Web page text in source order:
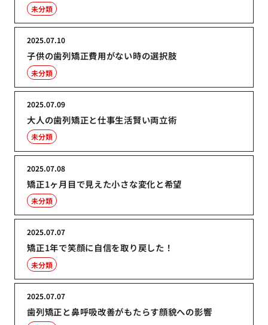
未分類
子供の歯列矯正費用がない時の選択肢
2025.07.10
未分類
大人の歯列矯正と仕事生活賢い両立術
2025.07.09
未分類
矯正1ヶ月目で見えた小さな変化と希望
2025.07.08
未分類
矯正1年で笑顔に自信を取り戻した！
2025.07.07
未分類
歯列矯正と鼻呼吸改善がもたらす顔貌への影響
2025.07.07